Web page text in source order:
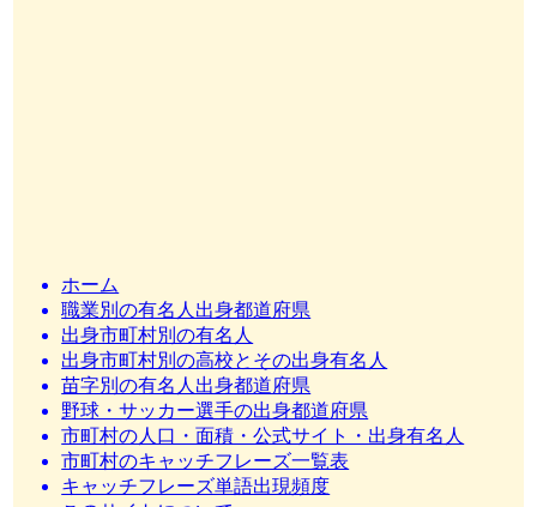
ホーム
職業別の有名人出身都道府県
出身市町村別の有名人
出身市町村別の高校とその出身有名人
苗字別の有名人出身都道府県
野球・サッカー選手の出身都道府県
市町村の人口・面積・公式サイト・出身有名人
市町村のキャッチフレーズ一覧表
キャッチフレーズ単語出現頻度